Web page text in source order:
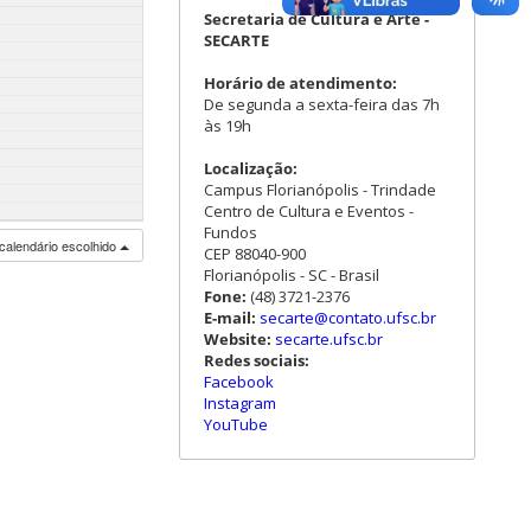
escolhido
Secretaria de Cultura e Arte -
SECARTE
Horário de atendimento:
De segunda a sexta-feira das 7h
às 19h
Localização:
Campus Florianópolis - Trindade
Centro de Cultura e Eventos -
Fundos
CEP 88040-900
Florianópolis - SC - Brasil
Fone: (48) 3721-2376
E-mail: secarte@contato.ufsc.br
Website: secarte.ufsc.br
Redes sociais:
Facebook
Instagram
YouTube